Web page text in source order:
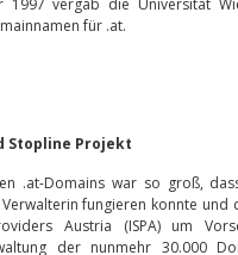
1997 vergab die Universität
für .at.
Stopline Projekt
.at-Domains war so groß,
fungieren konnte und
Austria (ISPA) um
der nunmehr 30.000